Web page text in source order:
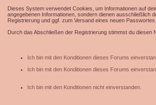
Dieses System verwendet Cookies, um Informationen auf
angegebenen Informationen, sondern dienen ausschließlich
Registrierung und ggf. zum Versand eines neuen Passwortes
Durch das Abschließen der Registrierung stimmst du diesen
Ich bin mit den Konditionen dieses Forums
Ich bin mit den Konditionen dieses Forums
Ich bin mit den Konditionen nicht einverstanden.